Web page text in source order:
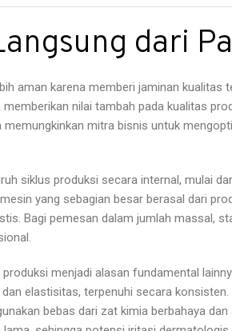
dari
aman karena memberi jaminan
nilai tambah pada kualitas
mitra bisnis untuk
siklus produksi secara internal, mulai
yang sebagian besar berasal dari
Bagi pemesan dalam jumlah massal,
menjadi alasan fundamental
elastisitas, terpenuhi secara
bebas dari zat kimia berbahaya